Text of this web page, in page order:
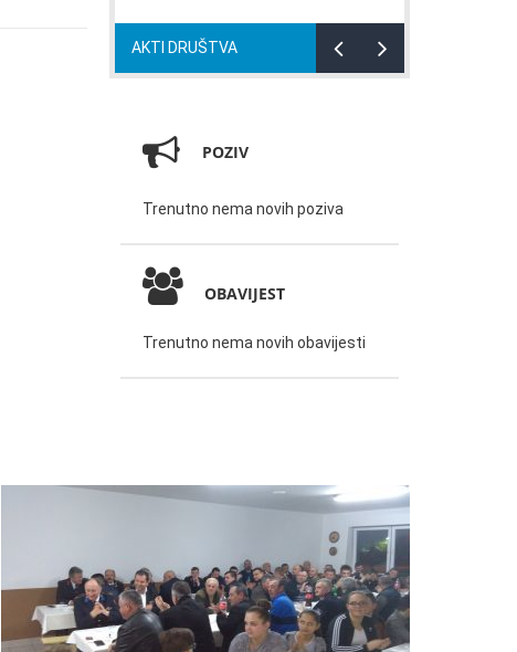
AKTI DRUŠTVA
POZIV
Trenutno nema novih poziva
OBAVIJEST
Trenutno nema novih obavijesti